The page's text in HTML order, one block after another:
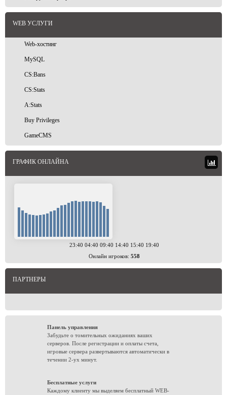
WEB УСЛУГИ
Web-хостинг
MySQL
CS:Bans
CS:Stats
A:Stats
Buy Privileges
GameCMS
ГРАФИК ОНЛАЙНА
23:40 04:40 09:40 14:40 15:40 19:40
Онлайн игроков: 558
ПАРТНЕРЫ
Панель управления
Забудьте о томительных ожиданиях ваших
серверов. После регистрации и оплаты счета,
игровые сервера развертываются автоматически в
течении 2-ух минут.
Бесплатные услуги
Каждому клиенту мы выделяем бесплатный WEB-